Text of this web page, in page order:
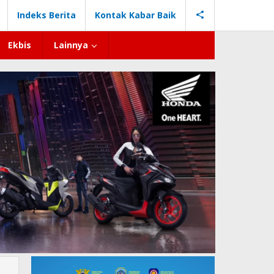
Indeks Berita Kontak Kabar Baik
Ekbis Lainnya